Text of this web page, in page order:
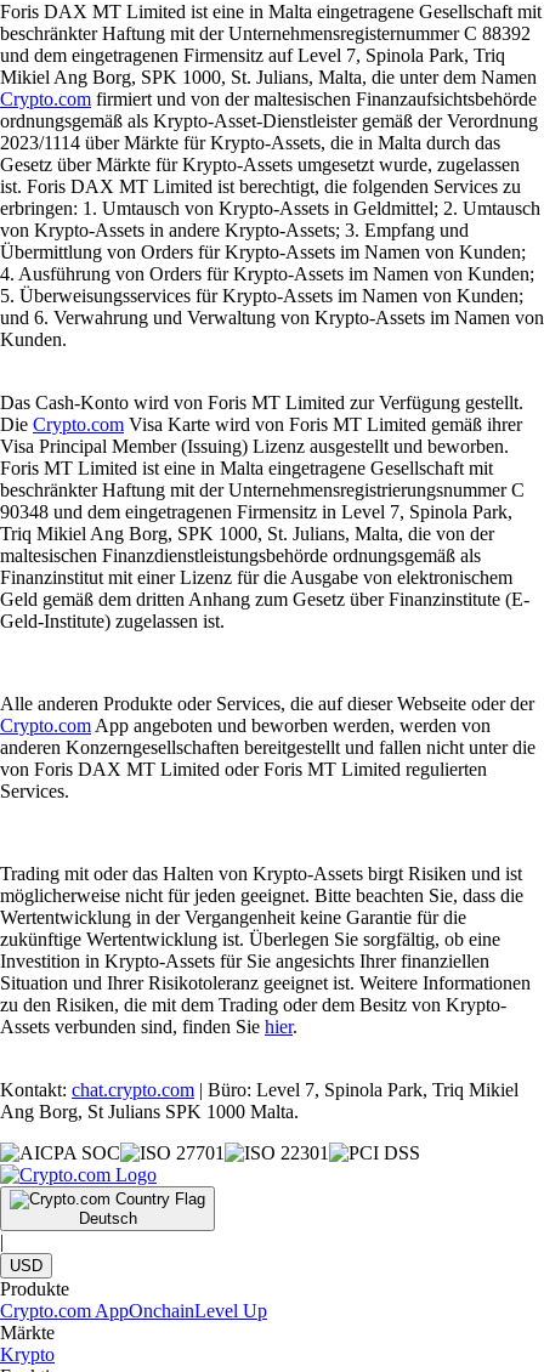
Foris DAX MT Limited ist eine in Malta eingetragene Gesellschaft mit
beschränkter Haftung mit der Unternehmensregisternummer C 88392
und dem eingetragenen Firmensitz auf Level 7, Spinola Park, Triq
Mikiel Ang Borg, SPK 1000, St. Julians, Malta, die unter dem Namen
Crypto.com firmiert und von der maltesischen Finanzaufsichtsbehörde
ordnungsgemäß als Krypto-Asset-Dienstleister gemäß der Verordnung
2023/1114 über Märkte für Krypto-Assets, die in Malta durch das
Gesetz über Märkte für Krypto-Assets umgesetzt wurde, zugelassen
ist. Foris DAX MT Limited ist berechtigt, die folgenden Services zu
erbringen: 1. Umtausch von Krypto-Assets in Geldmittel; 2. Umtausch
von Krypto-Assets in andere Krypto-Assets; 3. Empfang und
Übermittlung von Orders für Krypto-Assets im Namen von Kunden;
4. Ausführung von Orders für Krypto-Assets im Namen von Kunden;
5. Überweisungsservices für Krypto-Assets im Namen von Kunden;
und 6. Verwahrung und Verwaltung von Krypto-Assets im Namen von
Kunden.
Das Cash-Konto wird von Foris MT Limited zur Verfügung gestellt.
Die Crypto.com Visa Karte wird von Foris MT Limited gemäß ihrer
Visa Principal Member (Issuing) Lizenz ausgestellt und beworben.
Foris MT Limited ist eine in Malta eingetragene Gesellschaft mit
beschränkter Haftung mit der Unternehmensregistrierungsnummer C
90348 und dem eingetragenen Firmensitz in Level 7, Spinola Park,
Triq Mikiel Ang Borg, SPK 1000, St. Julians, Malta, die von der
maltesischen Finanzdienstleistungsbehörde ordnungsgemäß als
Finanzinstitut mit einer Lizenz für die Ausgabe von elektronischem
Geld gemäß dem dritten Anhang zum Gesetz über Finanzinstitute (E-
Geld-Institute) zugelassen ist.
Alle anderen Produkte oder Services, die auf dieser Webseite oder der
Crypto.com App angeboten und beworben werden, werden von
anderen Konzerngesellschaften bereitgestellt und fallen nicht unter die
von Foris DAX MT Limited oder Foris MT Limited regulierten
Services.
Trading mit oder das Halten von Krypto-Assets birgt Risiken und ist
möglicherweise nicht für jeden geeignet. Bitte beachten Sie, dass die
Wertentwicklung in der Vergangenheit keine Garantie für die
zukünftige Wertentwicklung ist. Überlegen Sie sorgfältig, ob eine
Investition in Krypto-Assets für Sie angesichts Ihrer finanziellen
Situation und Ihrer Risikotoleranz geeignet ist. Weitere Informationen
zu den Risiken, die mit dem Trading oder dem Besitz von Krypto-
Assets verbunden sind, finden Sie hier.
Kontakt: chat.crypto.com | Büro: Level 7, Spinola Park, Triq Mikiel
Ang Borg, St Julians SPK 1000 Malta.
Deutsch
|
USD
Produkte
Crypto.com AppOnchainLevel Up
Märkte
Krypto